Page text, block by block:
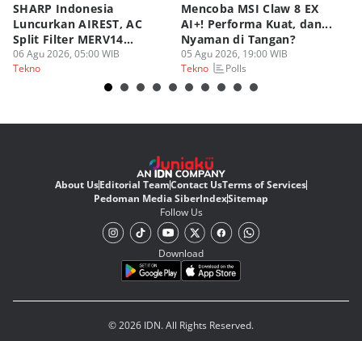
SHARP Indonesia
Luncurkan AIREST, AC
Split Filter MERV14
Perdana!
06 Agu 2026, 05:00 WIB
Tekno
Mencoba MSI Claw 8 EX
AI+! Performa Kuat, dan...
Nyaman di Tangan?
05 Agu 2026, 19:00 WIB
Tekno
Polls
About UsEditorial TeamContact UsTerms of Services
Pedoman Media SiberIndexSitemap
Follow Us
Download
© 2026 IDN. All Rights Reserved.